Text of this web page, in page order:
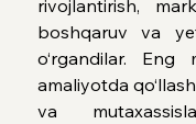
rivojlantirish,
boshqaruv va
o‘rgandilar.
amaliyotda
va